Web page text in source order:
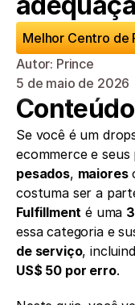
Melhor Centro de
Autor: Prince
5 de maio de 2026
Se você é um
ecommerce e
pesados, maiores
costuma ser a
Fulfillment é uma
essa categoria e
de serviço,
US$ 50 por erro.